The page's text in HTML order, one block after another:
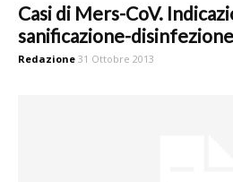
Casi di Mers-CoV.
sanificazione-disinfezione
Redazione 31 Ottobre 2013